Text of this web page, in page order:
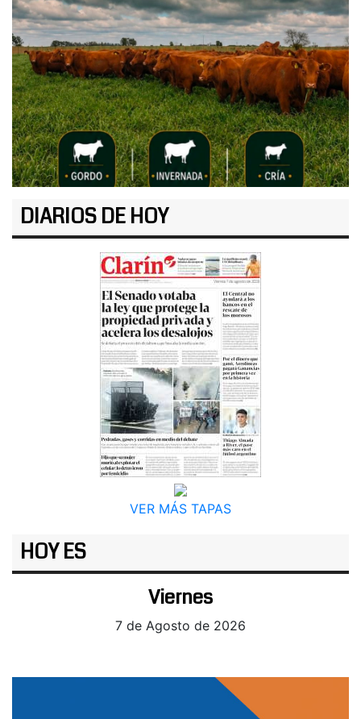
DIARIOS DE HOY
VER MÁS TAPAS
HOY ES
Viernes
7 de Agosto de 2026